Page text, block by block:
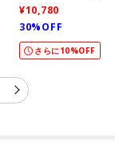
¥10,780
30%OFF
さらに10%OFF